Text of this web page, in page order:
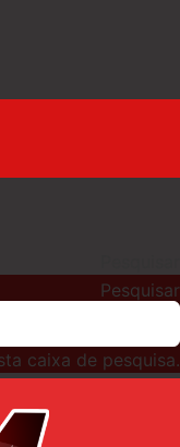
Pesquisar
caixa de pesquisa.